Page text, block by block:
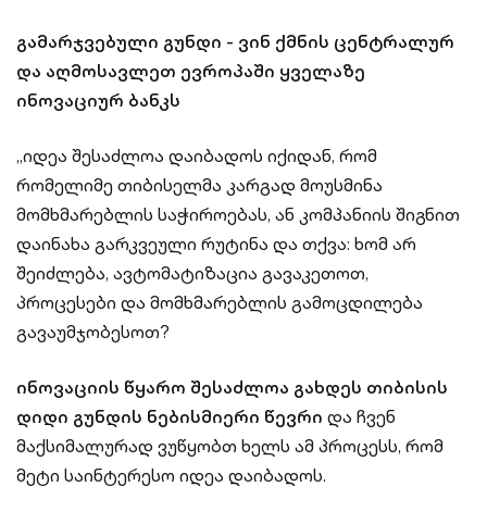
გამარჯვებული გუნდი - ვინ ქმნის ცენტრალურ
და აღმოსავლეთ ევროპაში ყველაზე
ინოვაციურ ბანკს
„იდეა შესაძლოა დაიბადოს იქიდან, რომ
რომელიმე თიბისელმა კარგად მოუსმინა
მომხმარებლის საჭიროებას, ან კომპანიის შიგნით
დაინახა გარკვეული რუტინა და თქვა: ხომ არ
შეიძლება, ავტომატიზაცია გავაკეთოთ,
პროცესები და მომხმარებლის გამოცდილება
გავაუმჯობესოთ?
ინოვაციის წყარო შესაძლოა გახდეს თიბისის
დიდი გუნდის ნებისმიერი წევრი და ჩვენ
მაქსიმალურად ვუწყობთ ხელს ამ პროცესს, რომ
მეტი საინტერესო იდეა დაიბადოს.